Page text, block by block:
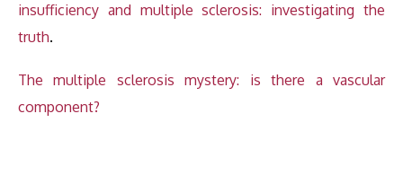
insufficiency and multiple sclerosis: investigating the
truth.
The multiple sclerosis mystery: is there a vascular
component?